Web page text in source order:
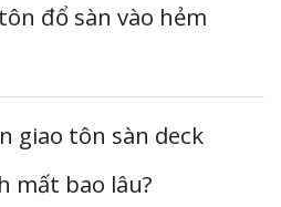
đổ sàn vào hẻm
giao tôn sàn deck
mất bao lâu?